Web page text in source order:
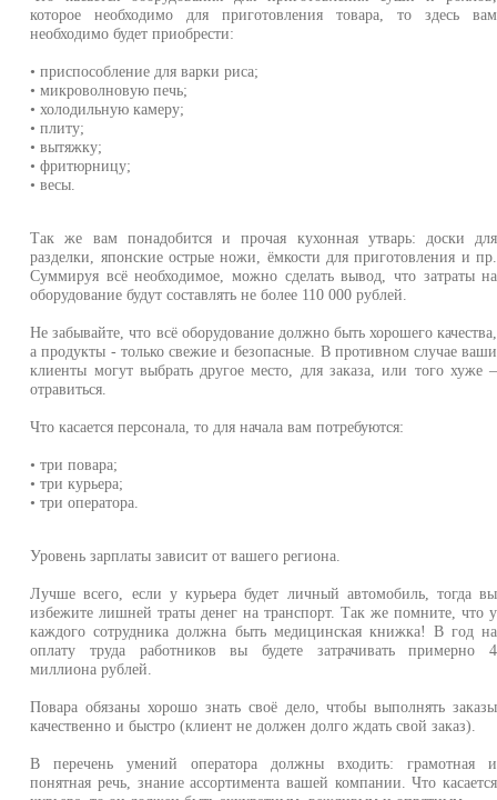
которое необходимо для приготовления товара, то здесь вам
необходимо будет приобрести:
• приспособление для варки риса;
• микроволновую печь;
• холодильную камеру;
• плиту;
• вытяжку;
• фритюрницу;
• весы.
Так же вам понадобится и прочая кухонная утварь: доски для
разделки, японские острые ножи, ёмкости для приготовления и пр.
Суммируя всё необходимое, можно сделать вывод, что затраты на
оборудование будут составлять не более 110 000 рублей.
Не забывайте, что всё оборудование должно быть хорошего качества,
а продукты - только свежие и безопасные. В противном случае ваши
клиенты могут выбрать другое место, для заказа, или того хуже –
отравиться.
Что касается персонала, то для начала вам потребуются:
• три повара;
• три курьера;
• три оператора.
Уровень зарплаты зависит от вашего региона.
Лучше всего, если у курьера будет личный автомобиль, тогда вы
избежите лишней траты денег на транспорт. Так же помните, что у
каждого сотрудника должна быть медицинская книжка! В год на
оплату труда работников вы будете затрачивать примерно 4
миллиона рублей.
Повара обязаны хорошо знать своё дело, чтобы выполнять заказы
качественно и быстро (клиент не должен долго ждать свой заказ).
В перечень умений оператора должны входить: грамотная и
понятная речь, знание ассортимента вашей компании. Что касается